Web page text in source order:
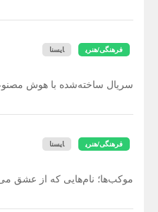
فرهنگی/هنری ایسنا
سریال ساخته‌شده با هوش
فرهنگی/هنری ایسنا
موکب‌ها؛ نام‌هایی که از عشق